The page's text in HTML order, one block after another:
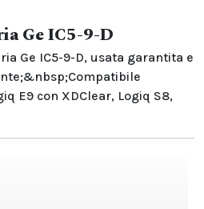
Ge IC5-9-D
Ge IC5-9-D, usata garantita e
E9 con XDClear, Logiq S8,